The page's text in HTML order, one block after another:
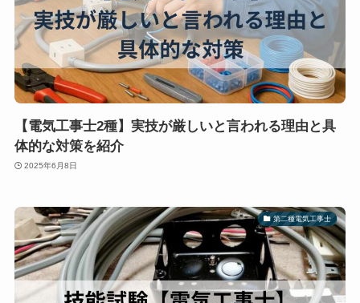
【電気工事士2種】実技が厳しいと言われる理由と具
体的な対策を紹介
2025年6月8日
第二種電気工事士